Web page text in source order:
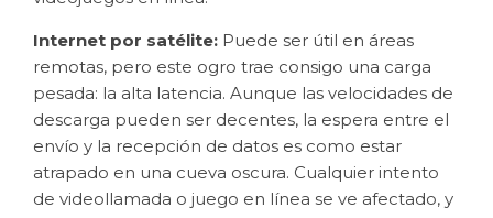
Internet por satélite: Puede ser útil en áreas
remotas, pero este ogro trae consigo una carga
pesada: la alta latencia. Aunque las velocidades de
descarga pueden ser decentes, la espera entre el
envío y la recepción de datos es como estar
atrapado en una cueva oscura. Cualquier intento
de videollamada o juego en línea se ve afectado, y